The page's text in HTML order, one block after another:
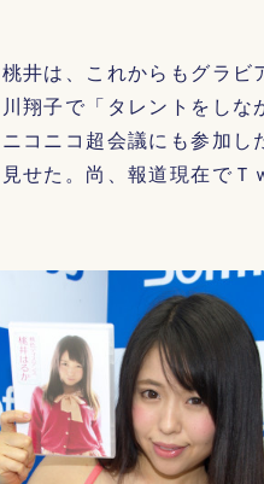
井は、これからもグラ
翔子で「タレントをし
コニコ超会議にも参加
せた。尚、報道現在でＴ